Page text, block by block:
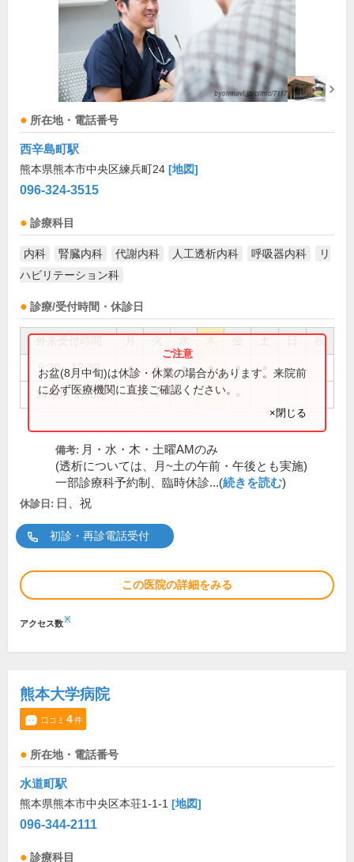
所在地・電話番号
西辛島町駅
熊本県熊本市中央区練兵町24 [地図]
096-324-3515
診療科目
内科 腎臓内科 代謝内科 人工透析内科 呼吸器内科
リ
ハビリテーション科
診療/受付時間・休診日
祝
9:30～12:30 ● ● ● ● ●
14:00～16:00 ●
お盆(8月中旬)は休診・休業の場合があります。来院前
に必ず医療機関に直接ご確認ください。
×閉じる
備考: 月・水・木・土曜AMのみ
(透析については、月~土の午前・午後とも実施)
一部診療科予約制、臨時休診...(続きを読む)
休診日: 日、祝
初診・再診電話受付
この医院の詳細をみる
アクセス数※
熊本大学病院
口コミ 4件
所在地・電話番号
水道町駅
熊本県熊本市中央区本荘1-1-1 [地図]
096-344-2111
診療科目